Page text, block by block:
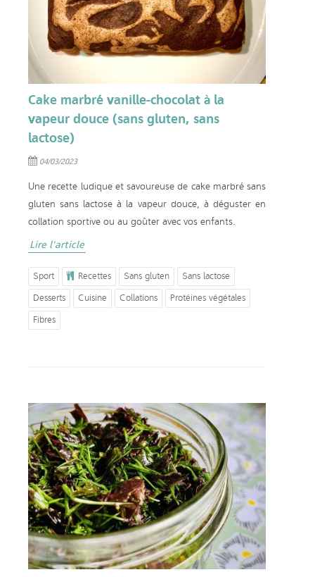
Cake marbré vanille-chocolat à la
vapeur douce (sans gluten, sans
lactose)
04/03/2023
Une recette ludique et savoureuse de cake marbré sans
gluten sans lactose à la vapeur douce, à déguster en
collation sportive ou au goûter avec vos enfants.
Lire l'article
Sport Recettes Sans gluten
Sans lactose
Desserts
Cuisine Collations
Protéines végétales
Fibres